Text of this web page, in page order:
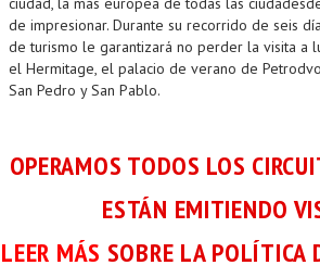
de impresionar. Durante su recorrido de seis
de turismo le garantizará no perder la visita a
el Hermitage, el palacio de verano de
San Pedro y San Pablo.
OPERAMOS TODOS LOS
ESTÁN EMITIENDO
LEER MÁS SOBRE LA POLÍTICA